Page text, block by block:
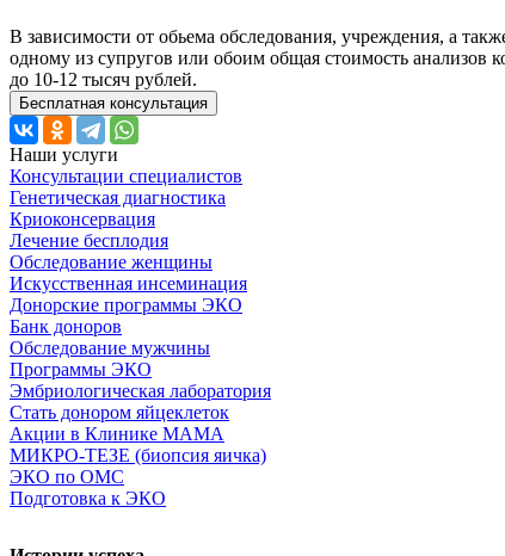
В зависимости от обьема обследования, учреждения, а
одному из супругов или обоим общая стоимость анализов
до 10-12 тысяч рублей.
Бесплатная консультация
Наши услуги
Консультации специалистов
Генетическая диагностика
Криоконсервация
Лечение бесплодия
Обследование женщины
Искусственная инсеминация
Донорские программы ЭКО
Банк доноров
Обследование мужчины
Программы ЭКО
Эмбриологическая лаборатория
Стать донором яйцеклеток
Акции в Клинике МАМА
МИКРО-ТЕЗЕ (биопсия яичка)
ЭКО по ОМС
Подготовка к ЭКО